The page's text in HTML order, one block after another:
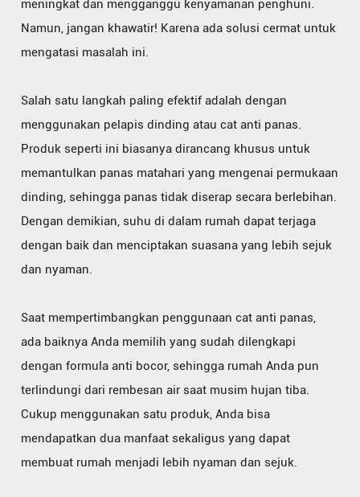
meningkat dan mengganggu kenyamanan penghuni.
Namun, jangan khawatir! Karena ada solusi cermat untuk
mengatasi masalah ini.
Salah satu langkah paling efektif adalah dengan
menggunakan pelapis dinding atau cat anti panas.
Produk seperti ini biasanya dirancang khusus untuk
memantulkan panas matahari yang mengenai permukaan
dinding, sehingga panas tidak diserap secara berlebihan.
Dengan demikian, suhu di dalam rumah dapat terjaga
dengan baik dan menciptakan suasana yang lebih sejuk
dan nyaman.
Saat mempertimbangkan penggunaan cat anti panas,
ada baiknya Anda memilih yang sudah dilengkapi
dengan formula anti bocor, sehingga rumah Anda pun
terlindungi dari rembesan air saat musim hujan tiba.
Cukup menggunakan satu produk, Anda bisa
mendapatkan dua manfaat sekaligus yang dapat
membuat rumah menjadi lebih nyaman dan sejuk.